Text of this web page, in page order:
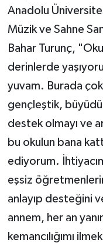
Anadolu
Müzik ve Sahne
Bahar Turunç,
derinlerde
yuvam. Burada
gençleştik,
destek olmayı ve
bu okulun bana
ediyorum.
eşsiz
anlayıp desteğini
annem, her an
kemancılığımı